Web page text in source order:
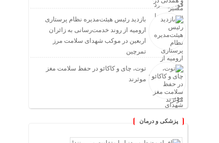
بازدید رئیس هیئت‌مدیره نظام پرستاری
ارومیه از روند خدمت‌رسانی به زائران
اربعین در موکب شهدای سلامت مرز
تمرچین
توت، چای و کاکائو در حفظ سلامت مغز
موثرند
پزشکی و درمان